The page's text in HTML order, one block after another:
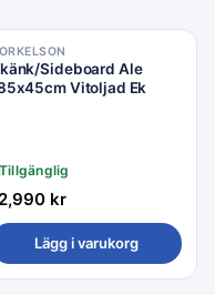
Sideboard Ale
Vitoljad Ek
Tillgänglig
kr
Lägg i varukorg